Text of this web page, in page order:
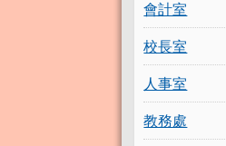
會計室
校長室
人事室
教務處